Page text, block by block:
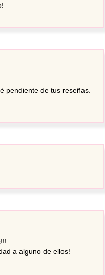
pendiente de tus reseñas.
a alguno de ellos!